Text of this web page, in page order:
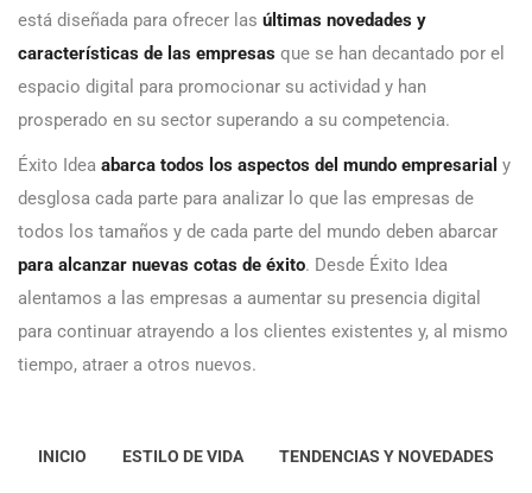
está diseñada para ofrecer las últimas novedades y
características de las empresas que se han decantado por el
espacio digital para promocionar su actividad y han
prosperado en su sector superando a su competencia.
Éxito Idea abarca todos los aspectos del mundo empresarial y
desglosa cada parte para analizar lo que las empresas de
todos los tamaños y de cada parte del mundo deben abarcar
para alcanzar nuevas cotas de éxito. Desde Éxito Idea
alentamos a las empresas a aumentar su presencia digital
para continuar atrayendo a los clientes existentes y, al mismo
tiempo, atraer a otros nuevos.
INICIO ESTILO DE VIDA TENDENCIAS Y NOVEDADES